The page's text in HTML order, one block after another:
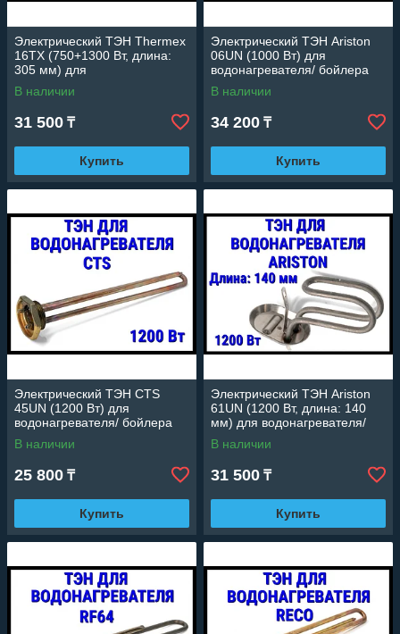
Электрический ТЭН Thermex
16TX (750+1300 Вт, длина:
305 мм) для
водонагревателя/ бойлера
В наличии
31 500 ₸
Купить
Электрический ТЭН Ariston
06UN (1000 Вт) для
водонагревателя/ бойлера
В наличии
34 200 ₸
Купить
Электрический ТЭН CTS
45UN (1200 Вт) для
водонагревателя/ бойлера
В наличии
25 800 ₸
Купить
Электрический ТЭН Ariston
61UN (1200 Вт, длина: 140
мм) для водонагревателя/
бойлера
В наличии
31 500 ₸
Купить